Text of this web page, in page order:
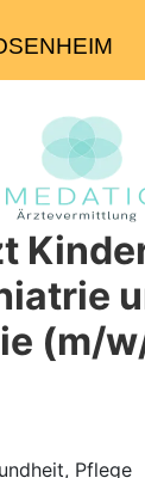
(m/
Pflege